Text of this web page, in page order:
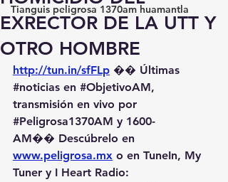
Tianguis peligrosa 1370am huamantla
EXRECTOR DE LA UTT Y
OTRO HOMBRE
http://tun.in/sfFLp �� Últimas
#noticias en #ObjetivoAM,
transmisión en vivo por
#Peligrosa1370AM y 1600-
AM��️ Descúbrelo en
www.peligrosa.mx o en TuneIn, My
Tuner y I Heart Radio: